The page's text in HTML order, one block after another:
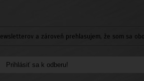
a zároveň prehlasujem, že som sa